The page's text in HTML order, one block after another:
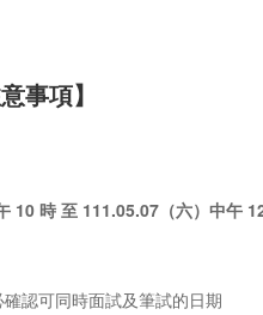
事項】
10 時 至 111.05.07（六）中午
認可同時面試及筆試的日期